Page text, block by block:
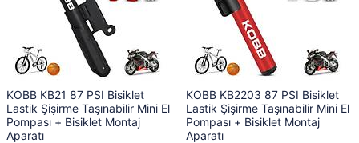
KOBB KB21 87 PSI Bisiklet
Lastik Şişirme Taşınabilir Mini El
Pompası + Bisiklet Montaj
Aparatı
KOBB KB2203 87 PSI Bisiklet
Lastik Şişirme Taşınabilir Mini El
Pompası + Bisiklet Montaj
Aparatı